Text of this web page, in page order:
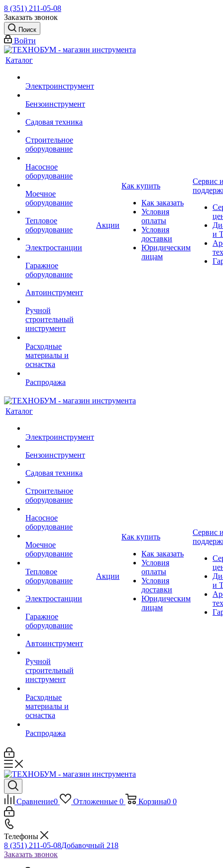
8 (351) 211-05-08
Заказать звонок
Поиск
Войти
Каталог
Электроинструмент
Бензоинструмент
Садовая техника
Строительное
оборудование
Насосное
оборудование
Моечное
оборудование
Тепловое
оборудование
Электростанции
Гаражное
оборудование
Автоинструмент
Ручной
строительный
инструмент
Расходные
материалы и
оснастка
Распродажа
Акции
Как купить
Как заказать
Условия
оплаты
Условия
доставки
Юридическим
лицам
Сервис
и
Каталог
Электроинструмент
Бензоинструмент
Садовая техника
Строительное
оборудование
Насосное
оборудование
Моечное
оборудование
Тепловое
оборудование
Электростанции
Гаражное
оборудование
Автоинструмент
Ручной
строительный
инструмент
Расходные
материалы и
оснастка
Распродажа
Акции
Как купить
Как заказать
Условия
оплаты
Условия
доставки
Юридическим
лицам
Сервис
и
Сравнение0 Отложенные 0 Корзина0 0
Телефоны
8 (351) 211-05-08Добавочный 218
Заказать звонок